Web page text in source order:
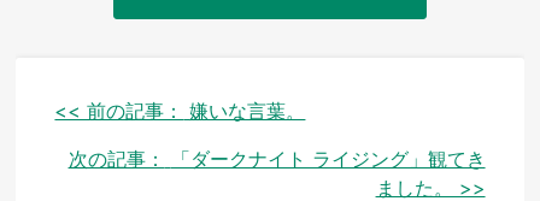
投
稿
<< 前の記事：
嫌いな言葉。
次の記事：
「ダークナイト ライジング」観てき
ました。 >>